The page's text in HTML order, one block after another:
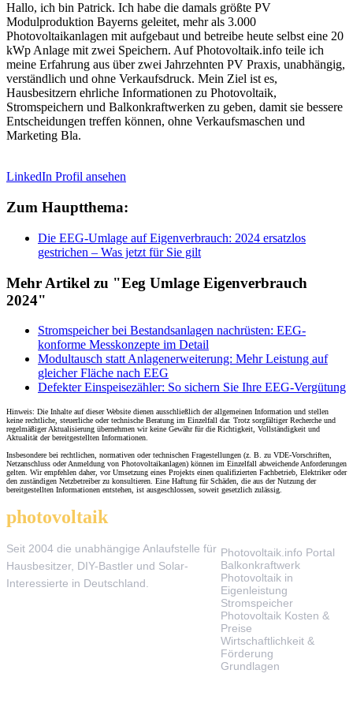
Hallo, ich bin Patrick. Ich habe die damals größte PV
Modulproduktion Bayerns geleitet, mehr als 3.000
Photovoltaikanlagen mit aufgebaut und betreibe heute selbst eine 20
kWp Anlage mit zwei Speichern. Auf Photovoltaik.info teile ich
meine Erfahrung aus über zwei Jahrzehnten PV Praxis, unabhängig,
verständlich und ohne Verkaufsdruck. Mein Ziel ist es,
Hausbesitzern ehrliche Informationen zu Photovoltaik,
Stromspeichern und Balkonkraftwerken zu geben, damit sie bessere
Entscheidungen treffen können, ohne Verkaufsmaschen und
Marketing Bla.
LinkedIn Profil ansehen
Zum Hauptthema:
Die EEG-Umlage auf Eigenverbrauch: 2024 ersatzlos
gestrichen – Was jetzt für Sie gilt
Mehr Artikel zu "Eeg Umlage Eigenverbrauch
2024"
Stromspeicher bei Bestandsanlagen nachrüsten: EEG-
konforme Messkonzepte im Detail
Modultausch statt Anlagenerweiterung: Mehr Leistung auf
gleicher Fläche nach EEG
Defekter Einspeisezähler: So sichern Sie Ihre EEG-Vergütung
Hinweis: Die Inhalte auf dieser Website dienen ausschließlich der allgemeinen Information und stellen
keine rechtliche, steuerliche oder technische Beratung im Einzelfall dar. Trotz sorgfältiger Recherche und
regelmäßiger Aktualisierung übernehmen wir keine Gewähr für die Richtigkeit, Vollständigkeit und
Aktualität der bereitgestellten Informationen.
Insbesondere bei rechtlichen, normativen oder technischen Fragestellungen (z. B. zu VDE-Vorschriften,
Netzanschluss oder Anmeldung von Photovoltaikanlagen) können im Einzelfall abweichende Anforderungen
gelten. Wir empfehlen daher, vor Umsetzung eines Projekts einen qualifizierten Fachbetrieb, Elektriker oder
den zuständigen Netzbetreiber zu konsultieren. Eine Haftung für Schäden, die aus der Nutzung der
bereitgestellten Informationen entstehen, ist ausgeschlossen, soweit gesetzlich zulässig.
photovoltaik.info
Seit 2004 die unabhängige Anlaufstelle für
Hausbesitzer, DIY-Bastler und Solar-
Interessierte in Deutschland.
Photovoltaik.info Portal
Balkonkraftwerk
Photovoltaik in
Eigenleistung
Stromspeicher
Photovoltaik Kosten &
Preise
Wirtschaftlichkeit &
Förderung
Grundlagen